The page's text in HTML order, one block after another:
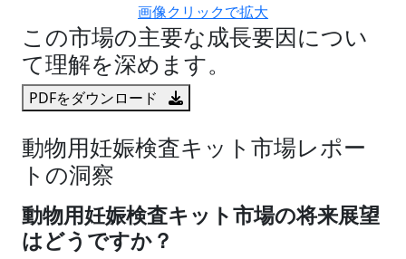
画像クリックで拡大
この市場の主要な成長要因につい
て理解を深めます。
PDFをダウンロード
動物用妊娠検査キット市場レポー
トの洞察
動物用妊娠検査キット市場の将来展望
はどうですか？